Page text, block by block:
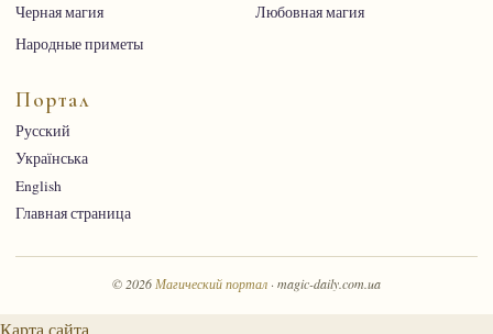
Черная магия
Любовная магия
Народные приметы
Портал
Русский
Українська
English
Главная страница
© 2026 Магический портал · magic-daily.com.ua
Карта сайта